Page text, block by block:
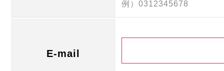
例）0312345678
E-mail